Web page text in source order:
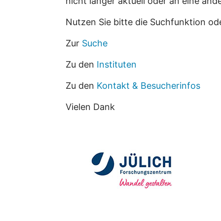
Nutzen Sie bitte die Suchfunktion
Zur Suche
Zu den Instituten
Zu den Kontakt & Besucherinfos
Vielen Dank